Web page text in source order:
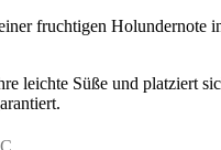
fruchtigen Holundernote
leichte Süße und platziert